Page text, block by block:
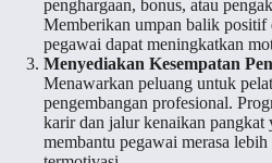
penghargaan, bonus, atau
Memberikan umpan balik positif
pegawai dapat meningkatkan
Menyediakan Kesempatan
Menawarkan peluang untuk
pengembangan profesional.
karir dan jalur kenaikan pangkat
membantu pegawai merasa